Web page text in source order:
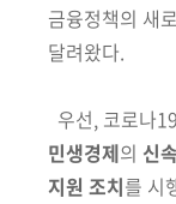
금융정책의 새
달려왔다.
우선, 코로나
민생경제의 신
지원 조치를 시